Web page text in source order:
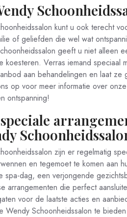
kunt u ook terecht
of geliefden die wel wat
geeft u niet alleen
koesteren. Verras iemand speciaal
aan behandelingen en laat
op voor meer informatie over
ontspanning!
zijn er regelmatig
en tegemoet te komen aan
spa-dag, een verjongende
arrangementen die perfect
voor de laatste acties en
Wendy Schoonheidssalon te